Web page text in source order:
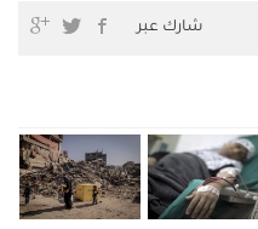
شارك عبر